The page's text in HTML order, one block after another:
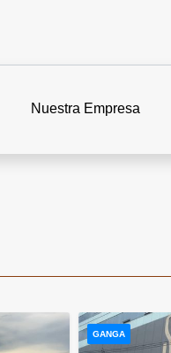
Nuestra Empresa
GANGA